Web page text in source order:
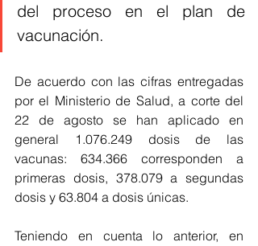
del proceso en el plan de
vacunación.
De acuerdo con las cifras entregadas
por el Ministerio de Salud, a corte del
22 de agosto se han aplicado en
general 1.076.249 dosis de las
vacunas: 634.366 corresponden a
primeras dosis, 378.079 a segundas
dosis y 63.804 a dosis únicas.
Teniendo en cuenta lo anterior, en